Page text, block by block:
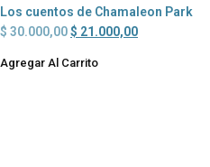
Los cuentos de Chamaleon Park
$ 30.000,00$ 21.000,00
Agregar Al Carrito